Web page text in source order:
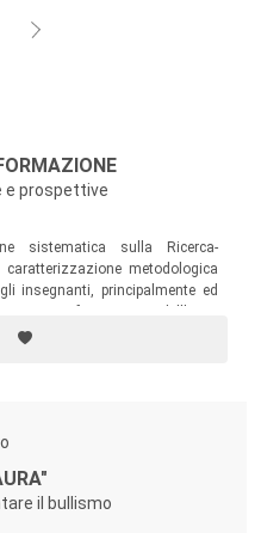
e prospettive
sistematica sulla Ricerca-
metodologica
insegnanti, principalmente ed
della riflessività
il bullismo